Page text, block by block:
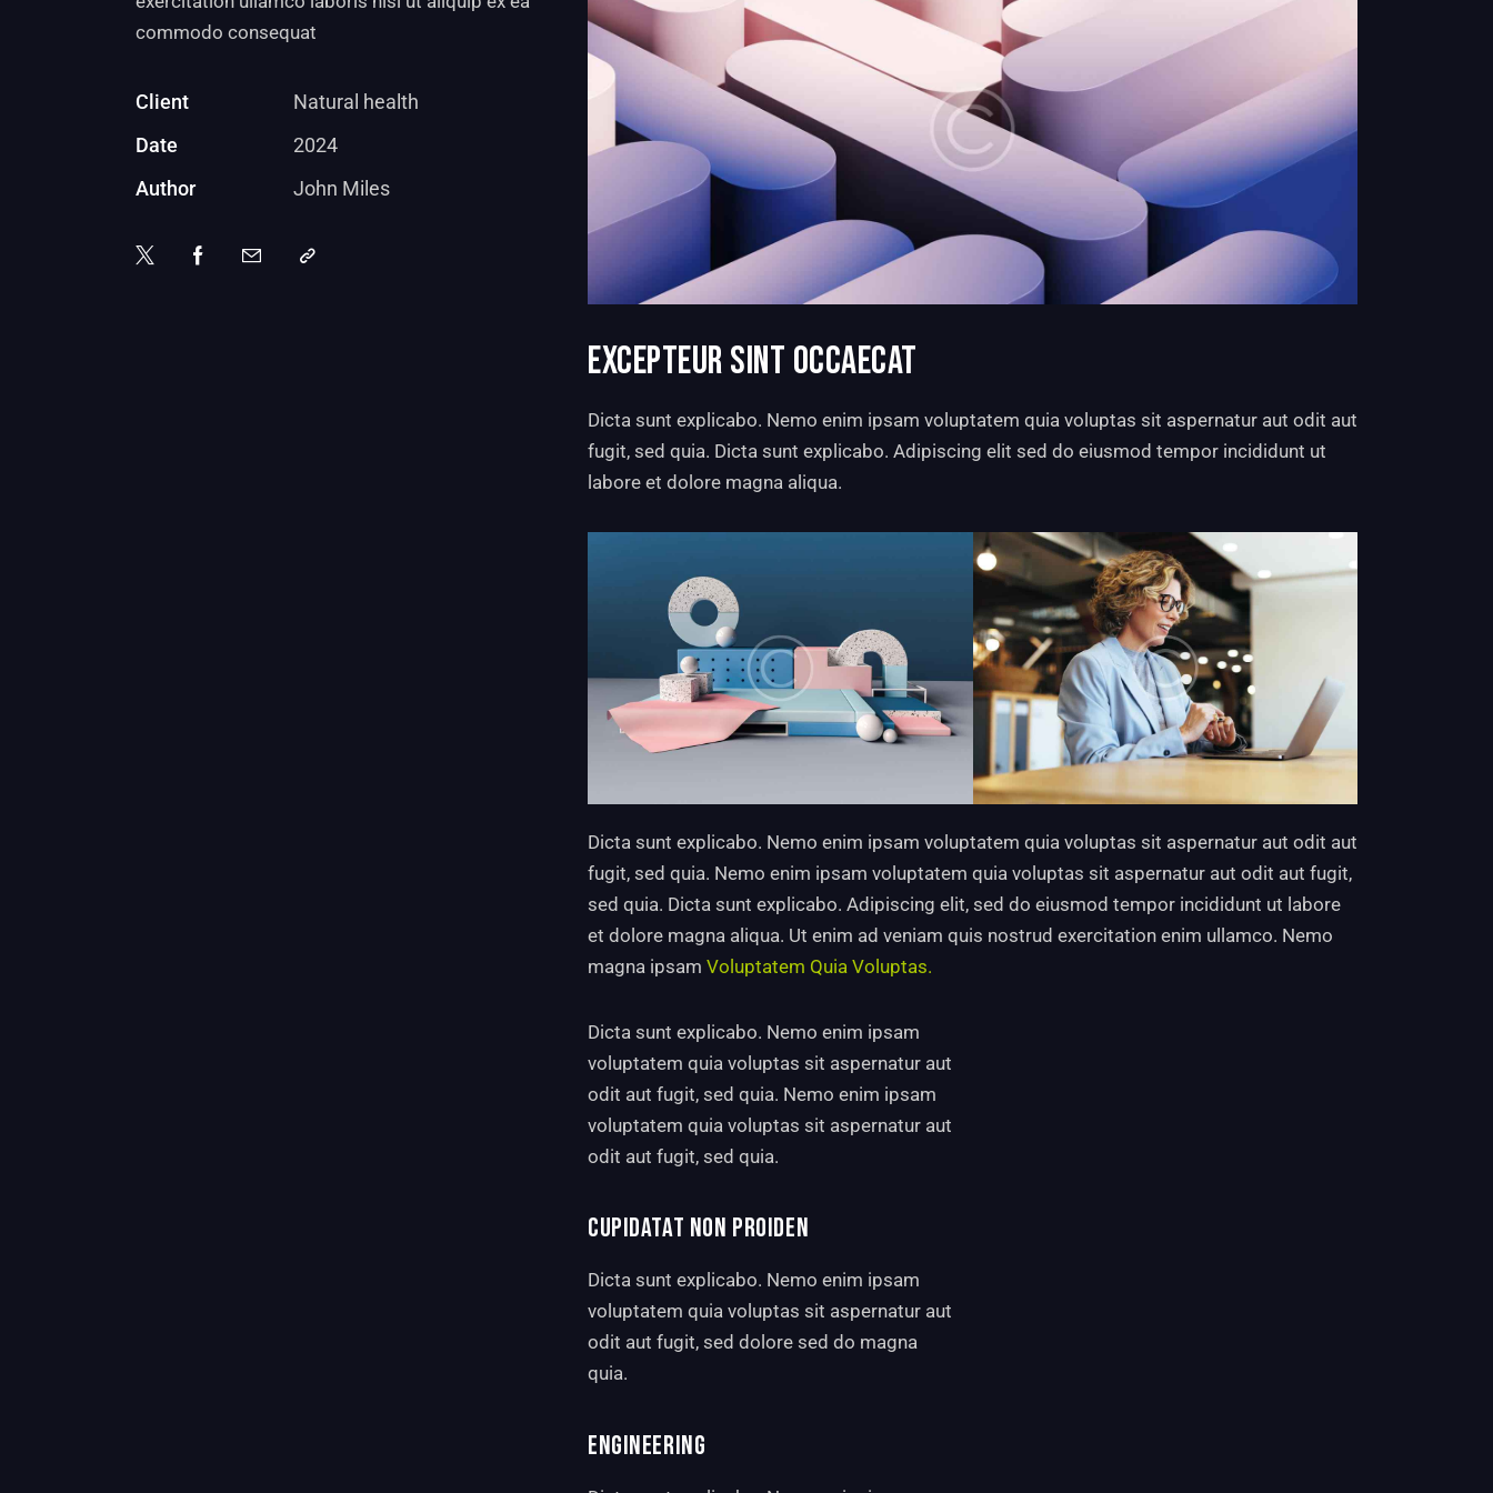
commodo consequat
Client
Natural health
Date
2024
Author
John Miles
EXCEPTEUR SINT OCCAECAT
Dicta sunt explicabo. Nemo enim ipsam voluptatem quia voluptas sit aspernatur aut odit aut
fugit, sed quia. Dicta sunt explicabo. Adipiscing elit sed do eiusmod tempor incididunt ut
labore et dolore magna aliqua.
Dicta sunt explicabo. Nemo enim ipsam voluptatem quia voluptas sit aspernatur aut odit aut
fugit, sed quia. Nemo enim ipsam voluptatem quia voluptas sit aspernatur aut odit aut fugit,
sed quia. Dicta sunt explicabo. Adipiscing elit, sed do eiusmod tempor incididunt ut labore
et dolore magna aliqua. Ut enim ad veniam quis nostrud exercitation enim ullamco. Nemo
magna ipsam Voluptatem Quia Voluptas.
Dicta sunt explicabo. Nemo enim ipsam
voluptatem quia voluptas sit aspernatur aut
odit aut fugit, sed quia. Nemo enim ipsam
voluptatem quia voluptas sit aspernatur aut
odit aut fugit, sed quia.
CUPIDATAT NON PROIDEN
Dicta sunt explicabo. Nemo enim ipsam
voluptatem quia voluptas sit aspernatur aut
odit aut fugit, sed dolore sed do magna
quia.
ENGINEERING